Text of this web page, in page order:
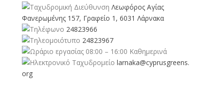
Λεωφόρος Αγίας
Φανερωμένης 157, Γραφείο 1, 6031 Λάρνακα
24823966
24823967
08:00 – 16:00 Καθημερινά
larnaka@cyprusgreens.
org